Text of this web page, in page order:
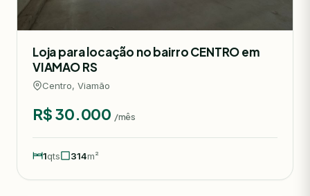
Loja para locação no bairro CENTRO em
VIAMAO RS
Centro, Viamão
R$ 30.000 /mês
1qts 314m²